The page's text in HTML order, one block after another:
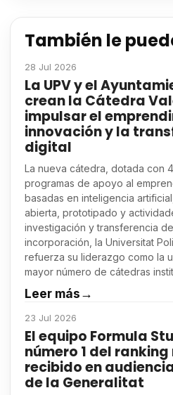
También le
28 Jul 2026
La UPV y el
crean la Cátedra
impulsar el
innovación y la
digital
La nueva cátedra, dotada con
programas de apoyo al
basadas en inteligencia
abierta, prototipado y
investigación y transferencia
incorporación, la Universitat
refuerza su liderazgo como la
mayor número de cátedras
Leer más→
23 Jul 2026
El equipo Formula
número 1 del
recibido en
de la Generalitat